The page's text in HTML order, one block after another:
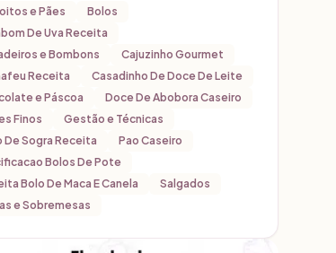
e Pães
Bolos
De Uva Receita
e Bombons
Cajuzinho Gourmet
Receita
Casadinho De Doce De Leite
e Páscoa
Doce De Abobora Caseiro
Finos
Gestão e Técnicas
De Sogra Receita
Pao Caseiro
Bolos De Pote
Bolo De Maca E Canela
Salgados
e Sobremesas